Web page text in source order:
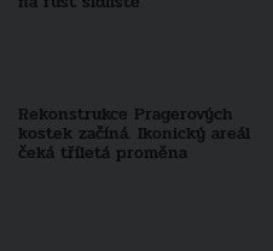
Rekonstrukce Pragerových
kostek začíná. Ikonický areál
čeká tříletá proměna